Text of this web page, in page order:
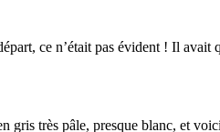
ce n’était pas évident ! Il avait
très pâle, presque blanc, et